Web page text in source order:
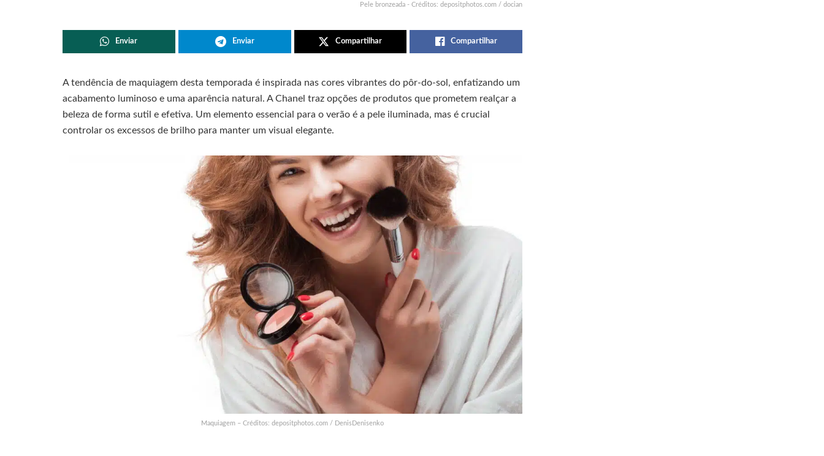
Pele bronzeada - Créditos: depositphotos.com / docian
Enviar Enviar Compartilhar Compartilhar
A tendência de maquiagem desta temporada é inspirada nas cores vibrantes do pôr-do-sol, enfatizando um
acabamento luminoso e uma aparência natural. A Chanel traz opções de produtos que prometem realçar a
beleza de forma sutil e efetiva. Um elemento essencial para o verão é a pele iluminada, mas é crucial
controlar os excessos de brilho para manter um visual elegante.
Maquiagem – Créditos: depositphotos.com / DenisDenisenko